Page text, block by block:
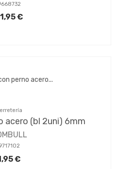
€
acero (bl 2uni) 6mm
€